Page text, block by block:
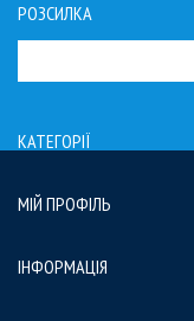
РОЗСИЛКА
КАТЕГОРІЇ
МІЙ ПРОФІЛЬ
ІНФОРМАЦІЯ